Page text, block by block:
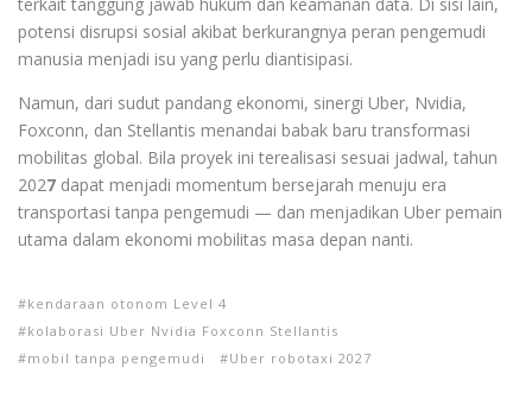
potensi disrupsi sosial akibat berkurangnya peran pengemudi
manusia menjadi isu yang perlu diantisipasi.
Namun, dari sudut pandang ekonomi, sinergi Uber, Nvidia,
Foxconn, dan Stellantis menandai babak baru transformasi
mobilitas global. Bila proyek ini terealisasi sesuai jadwal, tahun
2027 dapat menjadi momentum bersejarah menuju era
transportasi tanpa pengemudi — dan menjadikan Uber pemain
utama dalam ekonomi mobilitas masa depan nanti.
kendaraan otonom Level 4
kolaborasi Uber Nvidia Foxconn Stellantis
mobil tanpa pengemudi
Uber robotaxi 2027